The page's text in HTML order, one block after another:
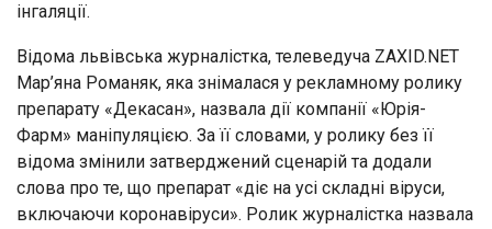
інгаляції.
Відома львівська журналістка, телеведуча ZAXID.NET
Мар’яна Романяк, яка знімалася у рекламному ролику
препарату «Декасан», назвала дії компанії «Юрія-
Фарм» маніпуляцією. За її словами, у ролику без її
відома змінили затверджений сценарій та додали
слова про те, що препарат «діє на усі складні віруси,
включаючи коронавіруси». Ролик журналістка назвала